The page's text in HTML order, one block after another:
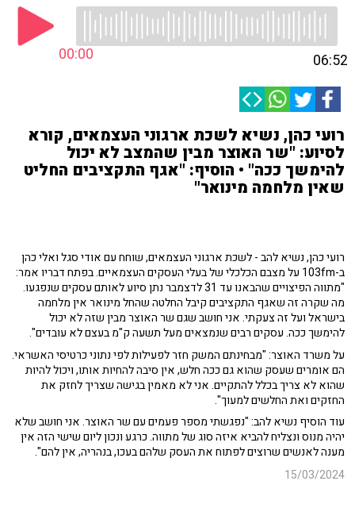
00:00 06:52
רועי כהן, נשיא לשכת ארגוני העצמאים, קורא
לסיוע: "שר האוצר מבין שהמצב לא יכול
להימשך ככה" • הוסיף: "אגף התקציבים החליט
שאין מלחמה מינואר"
רועי כהן, נשיא להב - לשכת ארגוני העצמאים, שוחח עם אודי סגל ואלי כהן
ב-103fm על מצבם הכלכלי של בעלי העסקים העצמאיים. בפתח דבריו אמר:
"מתווה הפיצויים שהבאנו עד 31 לדצמבר נתן סיוע לאותם עסקים שנפגעו.
מה שקרה זה שאגף התקציבים קיבל החלטה שהחל מינואר אין מלחמה
בישראל ועל זה צעקתי. אני חושב שגם שר האוצר מבין שזה לא יכול
להימשך ככה. עסקים רבים שנמצאים מעל תשעה ק"מ בעצם לא עובדים".
על משרד האוצר: "מבחינתם המשק חזר לפעילות לפי נתוני כרטיסי האשראי.
הם אומרים שעסק שהוא גם ככה חלש, אין סיבה להחיות אותו, ויכול להיות
שהוא לא צריך בכלל להתקיים. אני לא מאמין בגישה שצריך לחזק את
החזקים ואת החלשים למעוך".
עוד הוסיף נשיא להב: "נפגשתי מספר פעמים עם שר האוצר. אני חושב שלא
יהיה מנוס ונצליח להביא איזה סוג של מתווה. כרגע ונכון ליום שישי הזה אין
מענה לאנשים שרוצים לפתוח את העסק שלהם בעכו, בנהריה, אין להם".
15/03/2024